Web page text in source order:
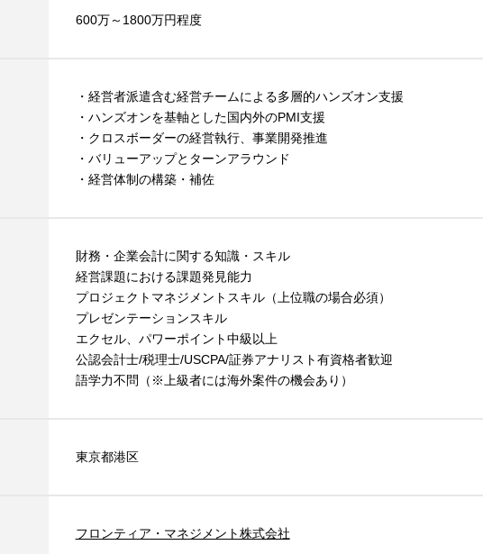
600万～1800万円程度
・経営者派遣含む経営チームによる多層的ハンズオン支援
・ハンズオンを基軸とした国内外のPMI支援
・クロスボーダーの経営執行、事業開発推進
・バリューアップとターンアラウンド
・経営体制の構築・補佐
財務・企業会計に関する知識・スキル
経営課題における課題発見能力
プロジェクトマネジメントスキル（上位職の場合必須）
プレゼンテーションスキル
エクセル、パワーポイント中級以上
公認会計士/税理士/USCPA/証券アナリスト有資格者歓迎
語学力不問（※上級者には海外案件の機会あり）
東京都港区
フロンティア・マネジメント株式会社